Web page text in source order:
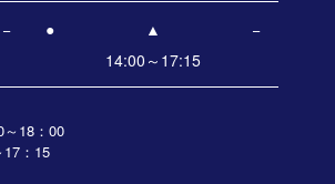
18：00
：15
− ●
▲
14:00～17:15
−